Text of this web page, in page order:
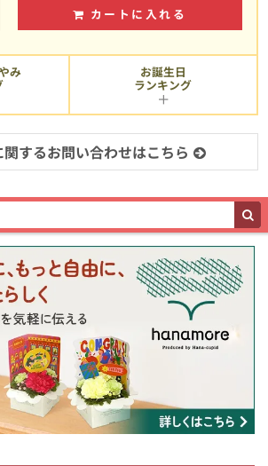
カートに入れる
み お誕生日
ランキング
関するお問い合わせはこちら